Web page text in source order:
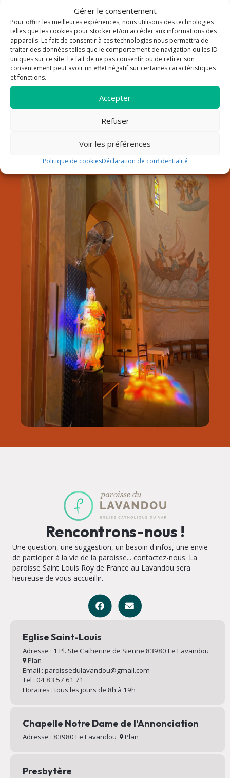
Gérer le consentement
Pour offrir les meilleures expériences, nous utilisons des technologies
telles que les cookies pour stocker et/ou accéder aux informations des
appareils. Le fait de consentir à ces technologies nous permettra de
traiter des données telles que le comportement de navigation ou les ID
uniques sur ce site. Le fait de ne pas consentir ou de retirer son
consentement peut avoir un effet négatif sur certaines caractéristiques
et fonctions.
Accepter
Refuser
Voir les préférences
Politique de cookiesDéclaration de confidentialité
La paroisse Saint Louis Roy
de France au Lavandou
Notre paroisse fait partie du doyenné de Hyères dans le
diocèse de Fréjus-Toulon. Elle est sous la responsabilité du
Rencontrons-nous !
Une question, une suggestion, un besoin d'infos, une envie
de participer à la vie de la paroisse... contactez-nous. La
paroisse Saint Louis Roy de France au Lavandou sera
heureuse de vous accueillir.
Eglise Saint-Louis
Adresse : 1 Pl. Ste Catherine de Sienne 83980 Le Lavandou
Plan
Email : paroissedulavandou@gmail.com
Tel : 04 83 57 61 71
Horaires : tous les jours de 8h à 19h
Chapelle Notre Dame de l'Annonciation
Adresse : 83980 Le Lavandou Plan
Presbytère